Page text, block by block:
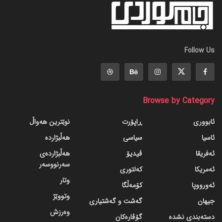
Follow Us
Browse by Category
ئابووری
ئاسیا
ئەفریقا
ئەمریکا
ئەورووپا
جیهان
دسته‌بندی نشده
ڕاپۆرت
سیاسی
ڤیدیۆ
کەلتوری
کۆمەڵگا
گه‌شت و گه‌شتیاری
گۆڤاره‌کان
نوێترین هەواڵ
هەڵبژاردە
هەڵبژاردەی
سەرنووسەر
وتار
وتووێژ
وەرزش